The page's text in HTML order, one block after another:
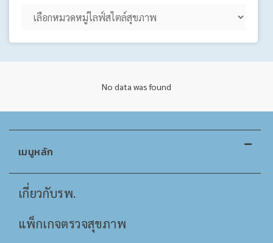
No data was found
เมนูหลัก
เกี่ยวกับรพ.
แพ็กเกจตรวจสุขภาพ